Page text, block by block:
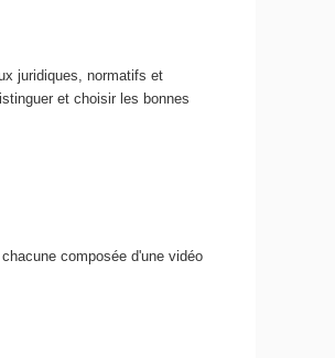
juridiques, normatifs et
et choisir les bonnes
composée d'une vidéo